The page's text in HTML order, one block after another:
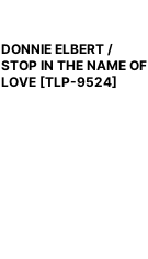
DONNIE ELBERT /
STOP IN THE NAME OF
LOVE [TLP-9524]